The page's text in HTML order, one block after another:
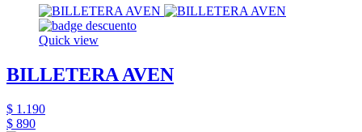
Quick view
BILLETERA AVEN
$ 1.190
$ 890